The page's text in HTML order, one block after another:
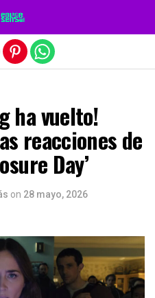
ha vuelto!
reacciones de
Day’
on 28 mayo, 2026
móvil